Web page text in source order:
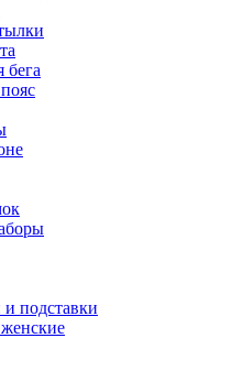
бега
подставки